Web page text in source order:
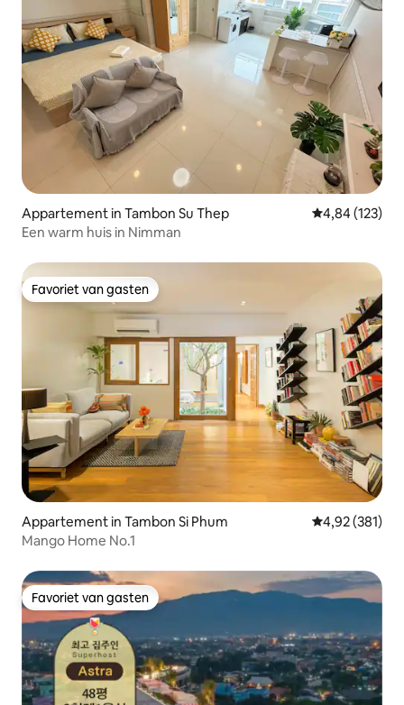
Appartement in Tambon Su Thep Gemiddelde
4,84 (123)
Een warm huis in Nimman
Favoriet van gasten
Favoriet van gasten
Appartement in Tambon Si Phum Gemiddelde
4,92 (381)
Mango Home No.1
Favoriet van gasten
Favoriet van gasten